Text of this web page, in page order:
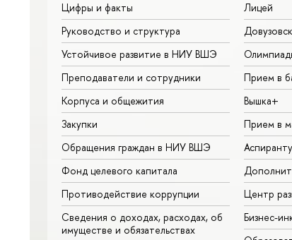
Цифры и факты
Руководство и структура
Устойчивое развитие в НИУ ВШЭ
Преподаватели и сотрудники
Корпуса и общежития
Закупки
Обращения граждан в НИУ ВШЭ
Фонд целевого капитала
Противодействие коррупции
Сведения о доходах, расходах, об
имуществе и обязательствах
Лицей
Прием в
Вышка+
Прием в
Центр
Бизнес-